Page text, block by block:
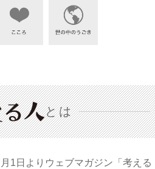
とは
1日よりウェブマガジン「考える